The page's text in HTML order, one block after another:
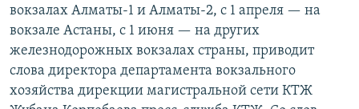
вокзалах Алматы-1 и Алматы-2, с 1 апреля — на
вокзале Астаны, с 1 июня — на других
железнодорожных вокзалах страны, приводит
слова директора департамента вокзального
хозяйства дирекции магистральной сети КТЖ